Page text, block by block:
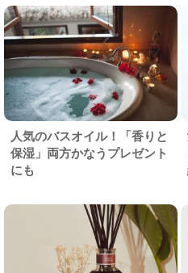
人気のバスオイル！「香りと
保湿」両方かなうプレゼント
にも